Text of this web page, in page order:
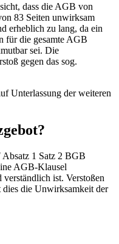
dass die AGB von
83 Seiten unwirksam
erheblich zu lang, da ein
für die gesamte AGB
sei. Die
gegen das sog.
Unterlassung der weiteren
Absatz 1 Satz 2 BGB
AGB-Klausel
ist. Verstoßen
dies die Unwirksamkeit der